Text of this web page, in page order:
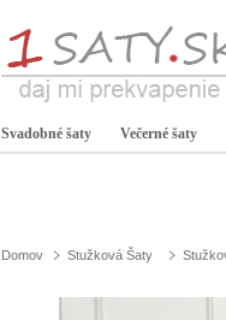
Svadobné šaty Večerné šaty
Domov Stužková Šaty